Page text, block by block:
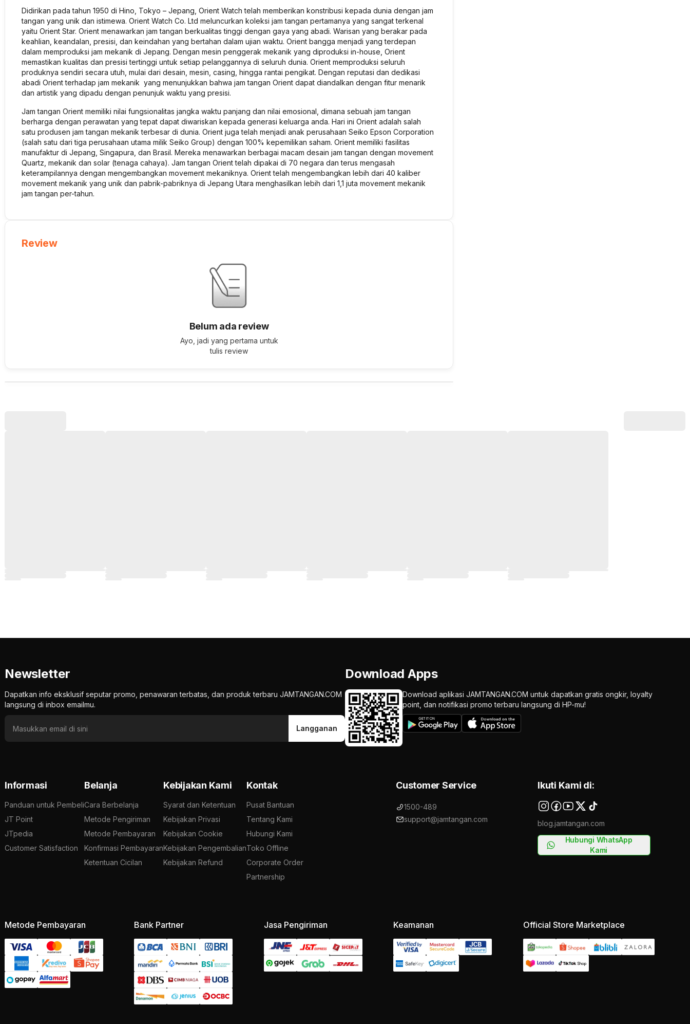
Newsletter
Dapatkan info eksklusif seputar promo, penawaran terbatas, dan produk terbaru JAMTANGAN.COM
langsung di inbox emailmu.
Langganan
Download Apps
Download aplikasi JAMTANGAN.COM untuk dapatkan gratis ongkir, loyalty
point, dan notifikasi promo terbaru langsung di HP-mu!
Informasi
Panduan untuk Pembeli
JT Point
JTpedia
Customer Satisfaction
Belanja
Cara Berbelanja
Metode Pengiriman
Metode Pembayaran
Konfirmasi Pembayaran
Ketentuan Cicilan
Kebijakan Kami
Syarat dan Ketentuan
Kebijakan Privasi
Kebijakan Cookie
Kebijakan Pengembalian
Kebijakan Refund
Kontak
Pusat Bantuan
Tentang Kami
Hubungi Kami
Toko Offline
Corporate Order
Partnership
Customer Service
1500-489
support@jamtangan.com
Ikuti Kami di:
blog.jamtangan.com
Hubungi WhatsApp
Kami
Metode Pembayaran Bank Partner Jasa Pengiriman Keamanan Official Store Marketplace
Didirikan pada tahun 1950 di Hino, Tokyo – Jepang, Orient Watch telah memberikan konstribusi kepada dunia dengan jam
tangan yang unik dan istimewa. Orient Watch Co. Ltd meluncurkan koleksi jam tangan pertamanya yang sangat terkenal
yaitu Orient Star. Orient menawarkan jam tangan berkualitas tinggi dengan gaya yang abadi. Warisan yang berakar pada
keahlian, keandalan, presisi, dan keindahan yang bertahan dalam ujian waktu. Orient bangga menjadi yang terdepan
dalam memproduksi jam mekanik di Jepang. Dengan mesin penggerak mekanik yang diproduksi in-house, Orient
memastikan kualitas dan presisi tertinggi untuk setiap pelanggannya di seluruh dunia. Orient memproduksi seluruh
produknya sendiri secara utuh, mulai dari desain, mesin, casing, hingga rantai pengikat. Dengan reputasi dan dedikasi
abadi Orient terhadap jam mekanik yang menunjukkan bahwa jam tangan Orient dapat diandalkan dengan fitur menarik
dan artistik yang dipadu dengan penunjuk waktu yang presisi.
Jam tangan Orient memiliki nilai fungsionalitas jangka waktu panjang dan nilai emosional, dimana sebuah jam tangan
berharga dengan perawatan yang tepat dapat diwariskan kepada generasi keluarga anda. Hari ini Orient adalah salah
satu produsen jam tangan mekanik terbesar di dunia. Orient juga telah menjadi anak perusahaan Seiko Epson Corporation
(salah satu dari tiga perusahaan utama milik Seiko Group) dengan 100% kepemilikan saham. Orient memiliki fasilitas
manufaktur di Jepang, Singapura, dan Brasil. Mereka menawarkan berbagai macam desain jam tangan dengan movement
Quartz, mekanik dan solar (tenaga cahaya). Jam tangan Orient telah dipakai di 70 negara dan terus mengasah
keterampilannya dengan mengembangkan movement mekaniknya. Orient telah mengembangkan lebih dari 40 kaliber
movement mekanik yang unik dan pabrik-pabriknya di Jepang Utara menghasilkan lebih dari 1,1 juta movement mekanik
jam tangan per-tahun.
Review
Belum ada review
Ayo, jadi yang pertama untuk
tulis review